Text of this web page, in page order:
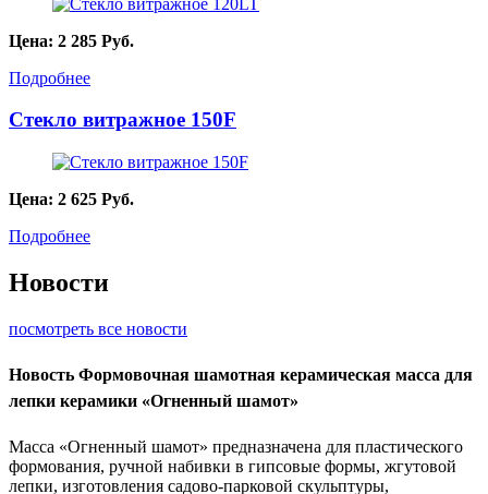
Цена: 2 285 Руб.
Подробнее
Стекло витражное 150F
Цена: 2 625 Руб.
Подробнее
Новости
посмотреть все новости
Новость Формовочная шамотная керамическая масса для
лепки керамики «Огненный шамот»
Масса «Огненный шамот» предназначена для пластического
формования, ручной набивки в гипсовые формы, жгутовой
лепки, изготовления садово-парковой скульптуры,